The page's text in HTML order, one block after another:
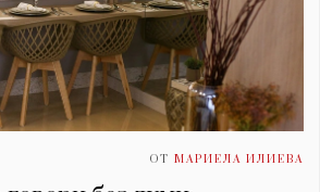
ОТ МАРИЕЛА ИЛИЕВА